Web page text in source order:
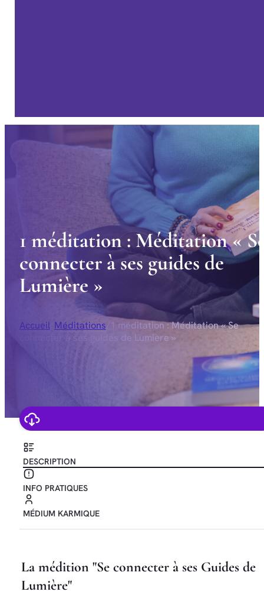
1 méditation : Méditation«S
connecter àsesguides de
Lumière »
Accueil/ Méditations/ 1 méditation : Méditation « Se
connecter à ses guides de Lumière »
DESCRIPTION
INFO PRATIQUES
MÉDIUM KARMIQUE
La médition "Se connecter à ses Guides de
Lumière"